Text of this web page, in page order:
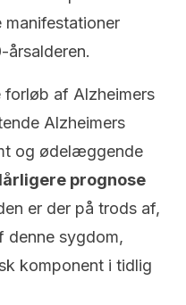
manifestationer
årsalderen.
forløb af Alzheimers
Alzheimers
og ødelæggende
prognose
er der på trods af,
denne sygdom,
komponent i tidlig